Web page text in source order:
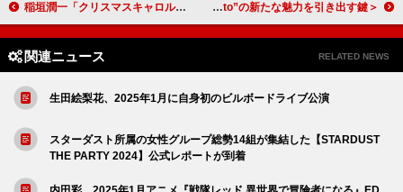
稲垣潤一「クリスマスキャロルの頃には」アレンジを加えた新バージョンのリリース決定 ＜インタビュー＞ アルゼンチンのアーバン・シーン気鋭Luck Raが語る、“Cuarteto”の新たな魅力を引き出す鍵
関連ニュース RELATED NEWS
生田絵梨花、2025年1月に自身初のビルボードライブ公演
スターダスト所属の女性グループ総勢14組が集結した【STARDUST
THE PARTY 2024】公式レポートが到着